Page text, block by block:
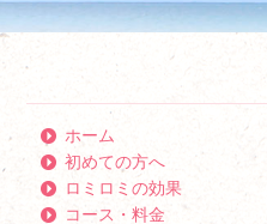
ホーム
初めての方へ
ロミロミの効果
コース・料金